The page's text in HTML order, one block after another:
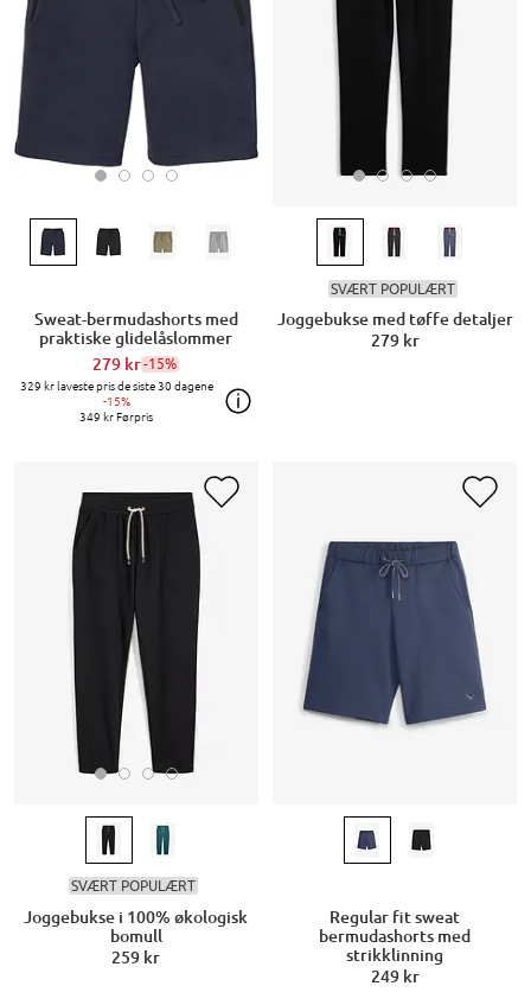
Sweat-bermudashorts med
praktiske glidelåslommer
279 kr-15%
329 krlaveste pris de siste 30 dagene
-15%
349 krFørpris
SVÆRT POPULÆRT
Joggebukse med tøffe detaljer
279 kr
SVÆRT POPULÆRT
Joggebukse i 100% økologisk
bomull
259 kr
Regular fit sweat
bermudashorts med
strikklinning
249 kr